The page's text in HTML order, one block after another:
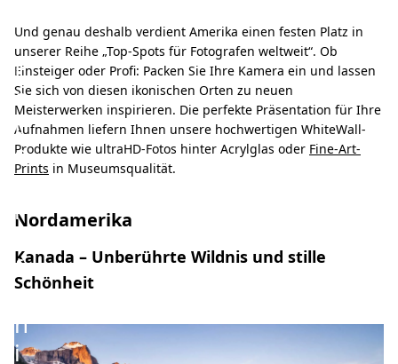
r
F
o
t
o
g
r
f
e
n
i
Und genau deshalb verdient Amerika einen festen Platz in
unserer Reihe „Top-Spots für Fotografen weltweit“. Ob
Einsteiger oder Profi: Packen Sie Ihre Kamera ein und lassen
Sie sich von diesen ikonischen Orten zu neuen
Meisterwerken inspirieren. Die perfekte Präsentation für Ihre
Aufnahmen liefern Ihnen unsere hochwertigen WhiteWall-
Produkte wie ultraHD-Fotos hinter Acrylglas oder Fine-Art-
Prints in Museumsqualität.
Nordamerika
Kanada – Unberührte Wildnis und stille
Schönheit